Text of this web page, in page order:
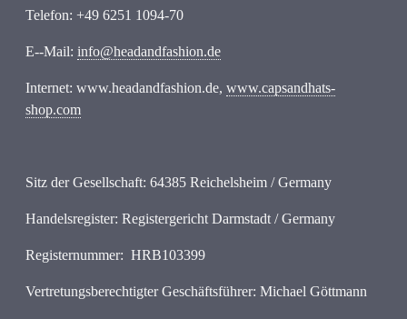
Telefon: +49 6251 1094-70
E--Mail:info@headandfashion.de
Internet: www.headandfashion.de,www.capsandhats-
shop.com
Sitz der Gesellschaft: 64385 Reichelsheim / Germany
Handelsregister: Registergericht Darmstadt / Germany
Registernummer: HRB103399
Vertretungsberechtigter Geschäftsführer: Michael Göttmann